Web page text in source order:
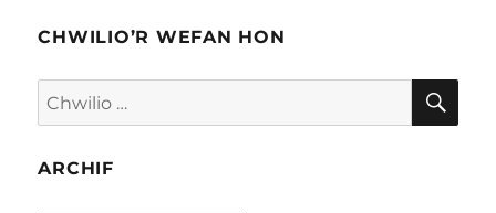
CHWILIO’R WEFAN HON
Chwilio
am:
ARCHIF